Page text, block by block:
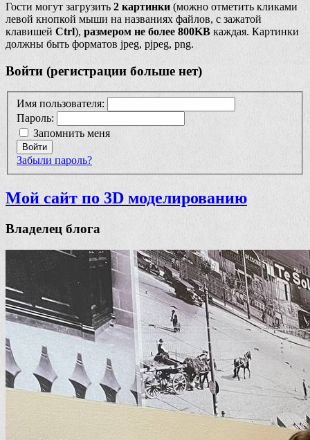
Гости могут загрузить 2 картинки (можно отметить кликами
левой кнопкой мыши на названиях файлов, с зажатой
клавишей Ctrl), размером не более 800KB каждая. Картинки
должны быть форматов jpeg, pjpeg, png.
Войти (регистрации больше нет)
Имя пользователя:
Пароль:
Запомнить меня
Войти
Забыли пароль?
Мой сайт по 3D моделированию
Владелец блога